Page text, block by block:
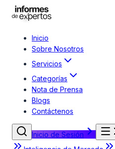
Inicio
Sobre Nosotros
Servicios
Categorías
Nota de Prensa
Blogs
Contáctenos
Inicio de Sesión